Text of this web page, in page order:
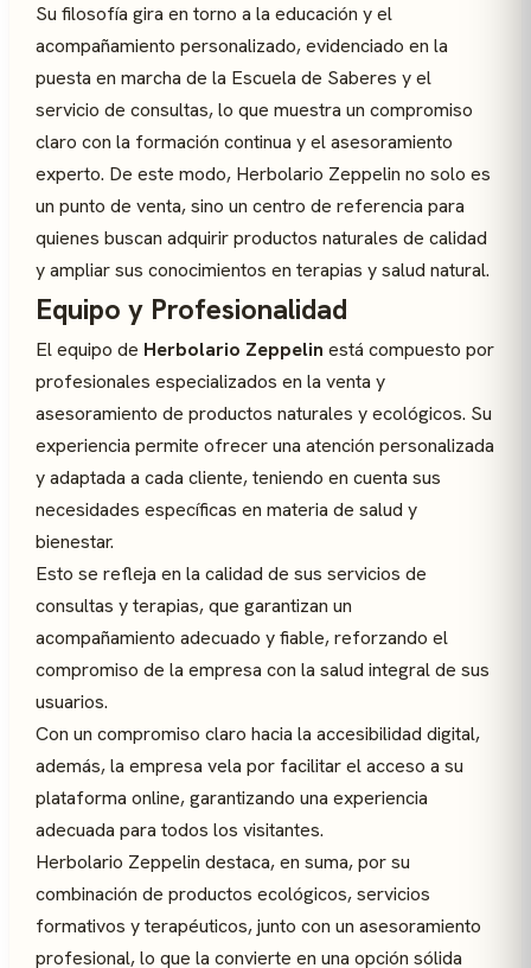
Su filosofía gira en torno a la educación y el
acompañamiento personalizado, evidenciado en la
puesta en marcha de la Escuela de Saberes y el
servicio de consultas, lo que muestra un compromiso
claro con la formación continua y el asesoramiento
experto. De este modo, Herbolario Zeppelin no solo es
un punto de venta, sino un centro de referencia para
quienes buscan adquirir productos naturales de calidad
y ampliar sus conocimientos en terapias y salud natural.
Equipo y Profesionalidad
El equipo de Herbolario Zeppelin está compuesto por
profesionales especializados en la venta y
asesoramiento de productos naturales y ecológicos. Su
experiencia permite ofrecer una atención personalizada
y adaptada a cada cliente, teniendo en cuenta sus
necesidades específicas en materia de salud y
bienestar.
Esto se refleja en la calidad de sus servicios de
consultas y terapias, que garantizan un
acompañamiento adecuado y fiable, reforzando el
compromiso de la empresa con la salud integral de sus
usuarios.
Con un compromiso claro hacia la accesibilidad digital,
además, la empresa vela por facilitar el acceso a su
plataforma online, garantizando una experiencia
adecuada para todos los visitantes.
Herbolario Zeppelin destaca, en suma, por su
combinación de productos ecológicos, servicios
formativos y terapéuticos, junto con un asesoramiento
profesional, lo que la convierte en una opción sólida